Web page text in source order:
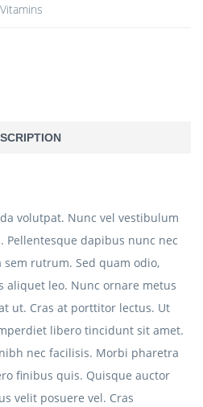
Vitamins
volutpat. Nunc vel vestibulum
Pellentesque dapibus nunc nec
rutrum. Sed quam odio,
aliquet leo. Nunc ornare metus
ut. Cras at porttitor lectus. Ut
libero tincidunt sit amet.
nec facilisis. Morbi pharetra
finibus quis. Quisque auctor
velit posuere vel. Cras